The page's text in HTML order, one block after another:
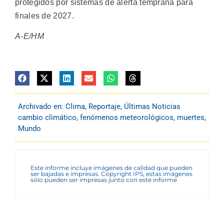
protegidos por sistemas de alerta temprana para
finales de 2027.
A-E/HM
Archivado en: Clima, Reportaje, Últimas Noticias
cambio climático, fenómenos meteorológicos, muertes,
Mundo
Este informe incluye imágenes de calidad que pueden
ser bajadas e impresas. Copyright IPS, estas imágenes
sólo pueden ser impresas junto con este informe